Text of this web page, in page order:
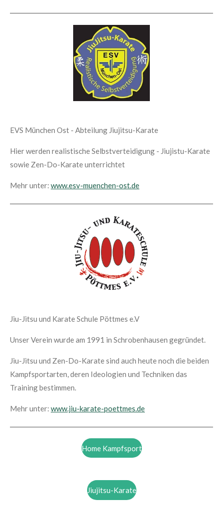
EVS München Ost - Abteilung Jiujitsu-Karate
Hier werden realistische Selbstverteidigung - Jiujistu-Karate
sowie Zen-Do-Karate unterrichtet
Mehr unter: www.esv-muenchen-ost.de
Jiu-Jitsu und Karate Schule Pöttmes e.V
Unser Verein wurde am 1991 in Schrobenhausen gegründet.
Jiu-Jitsu und Zen-Do-Karate sind auch heute noch die beiden
Kampfsportarten, deren Ideologien und Techniken das
Training bestimmen.
Mehr unter: www.jiu-karate-poettmes.de
Home Kampfsport
Jiujitsu-Karate